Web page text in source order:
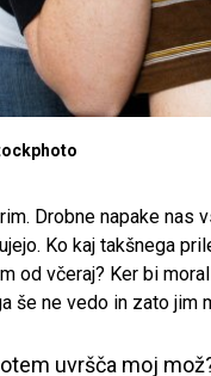
Drobne napake
Ko kaj takšnega
od včeraj? Ker bi
še ne vedo in zato
uvršča moj